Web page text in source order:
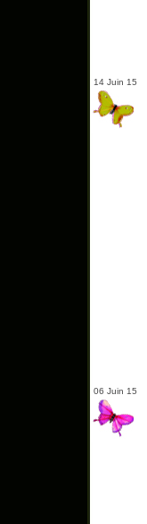
14 Juin 15
06 Juin 15